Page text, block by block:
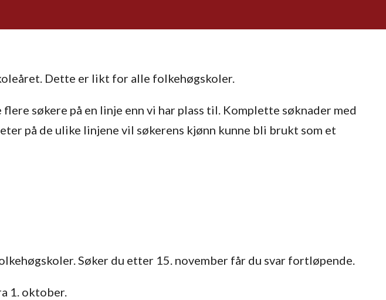
Dette er likt for alle folkehøgskoler.
søkere på en linje enn vi har plass til. Komplette søknader med
på de ulike linjene vil søkerens kjønn kunne bli brukt som et
Søker du etter 15. november får du svar fortløpende.
1. oktober.